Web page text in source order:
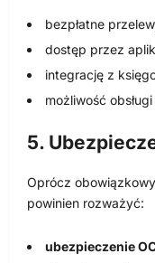
bezpłatne
dostęp przez
integrację z
możliwość
5.
Oprócz
powinien rozważyć:
ubezpieczenie